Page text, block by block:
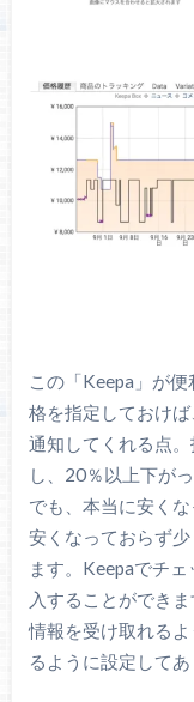
この「Keepa」が
格を指定しておけ
通知してくれる点
し、20％以上下が
でも、本当に安く
安くなっておらず
ます。Keepaでチ
入することができ
情報を受け取れる
るように設定してあ